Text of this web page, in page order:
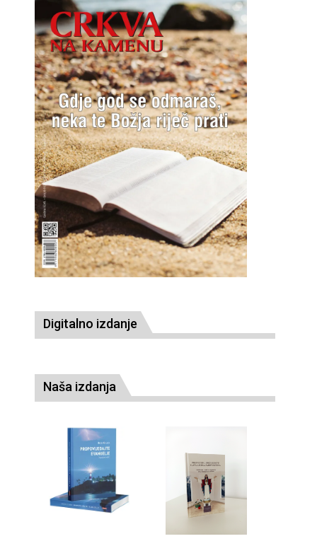
Digitalno izdanje
Naša izdanja